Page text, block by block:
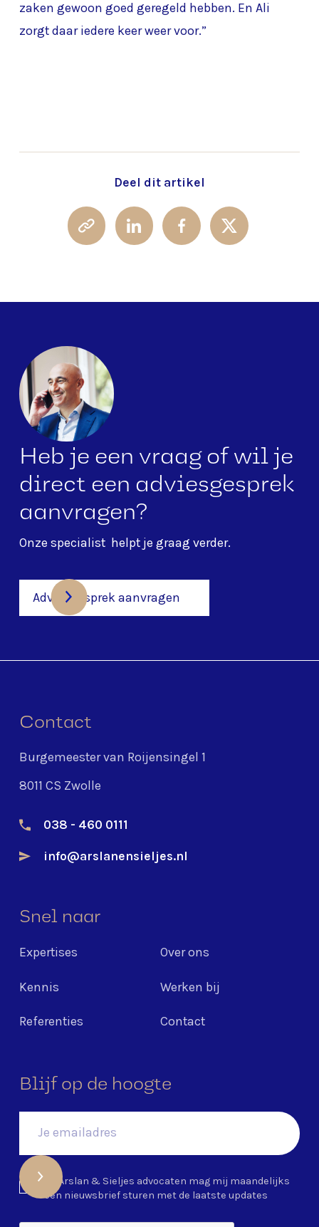
zaken gewoon goed geregeld hebben. En Ali
zorgt daar iedere keer weer voor.”
Deel dit artikel
Heb je een vraag of wil je
direct een adviesgesprek
aanvragen?
Onze specialist helpt je graag verder.
Adviesgesprek aanvragen
Contact
Burgemeester van Roijensingel 1
8011 CS Zwolle
038 - 460 0111
info@arslanensieljes.nl
Snel naar
Expertises Over ons
Kennis Werken bij
Referenties Contact
Blijf op de hoogte
Ja, Arslan & Sieljes advocaten mag mij maandelijks
een nieuwsbrief sturen met de laatste updates